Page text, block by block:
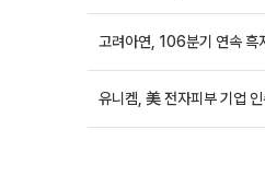
유니켐, 美 전자피부 기업